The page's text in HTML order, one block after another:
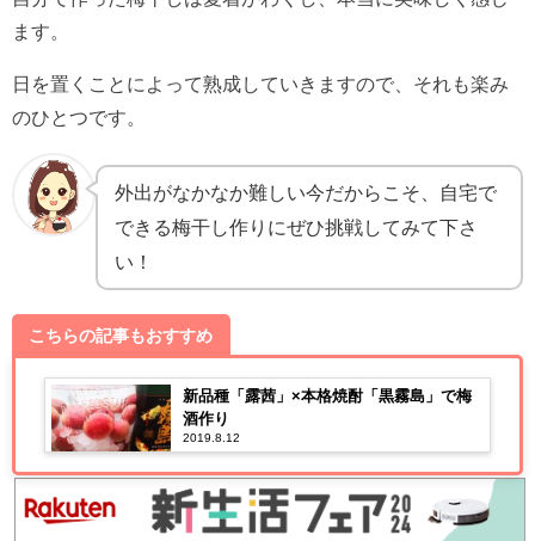
ます。
日を置くことによって熟成していきますので、それも楽み
のひとつです。
外出がなかなか難しい今だからこそ、自宅で
できる梅干し作りにぜひ挑戦してみて下さ
い！
こちらの記事もおすすめ
新品種「露茜」×本格焼酎「黒霧島」で梅
酒作り
2019.8.12